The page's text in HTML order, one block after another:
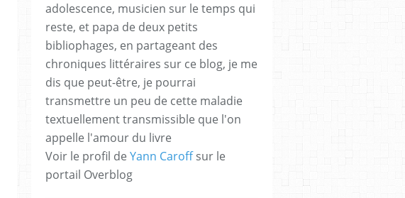
adolescence, musicien sur le temps qui
reste, et papa de deux petits
bibliophages, en partageant des
chroniques littéraires sur ce blog, je me
dis que peut-être, je pourrai
transmettre un peu de cette maladie
textuellement transmissible que l'on
appelle l'amour du livre
Voir le profil de Yann Caroffsur le
portail Overblog